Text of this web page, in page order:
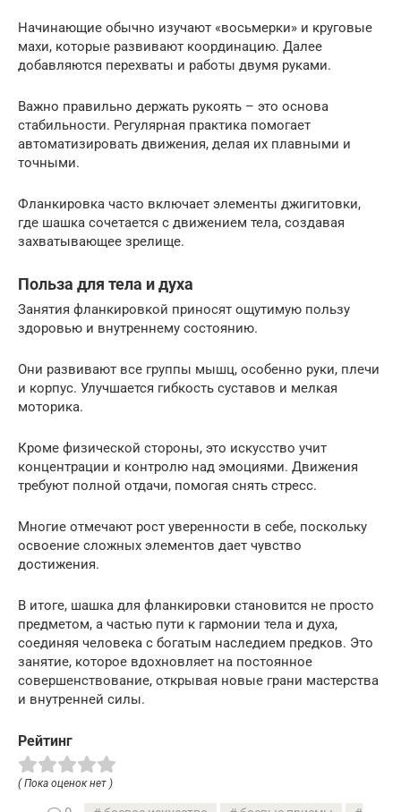
Начинающие обычно изучают «восьмерки» и круговые
махи, которые развивают координацию. Далее
добавляются перехваты и работы двумя руками.
Важно правильно держать рукоять – это основа
стабильности. Регулярная практика помогает
автоматизировать движения, делая их плавными и
точными.
Фланкировка часто включает элементы джигитовки,
где шашка сочетается с движением тела, создавая
захватывающее зрелище.
Польза для тела и духа
Занятия фланкировкой приносят ощутимую пользу
здоровью и внутреннему состоянию.
Они развивают все группы мышц, особенно руки, плечи
и корпус. Улучшается гибкость суставов и мелкая
моторика.
Кроме физической стороны, это искусство учит
концентрации и контролю над эмоциями. Движения
требуют полной отдачи, помогая снять стресс.
Многие отмечают рост уверенности в себе, поскольку
освоение сложных элементов дает чувство
достижения.
В итоге, шашка для фланкировки становится не просто
предметом, а частью пути к гармонии тела и духа,
соединяя человека с богатым наследием предков. Это
занятие, которое вдохновляет на постоянное
совершенствование, открывая новые грани мастерства
и внутренней силы.
Рейтинг
( Пока оценок нет )